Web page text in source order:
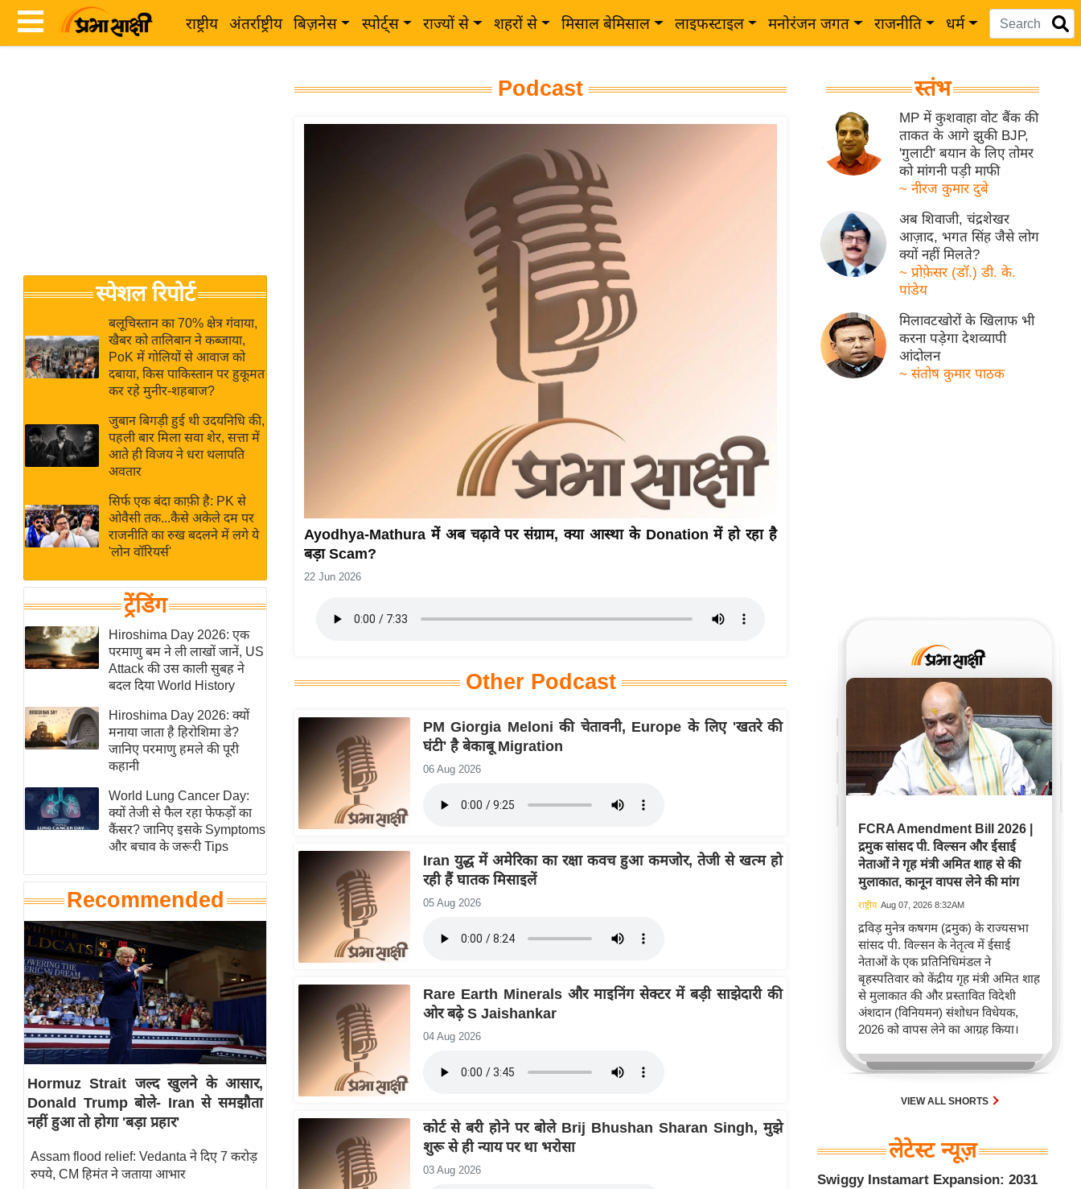
राष्ट्रीय अंतर्राष्ट्रीय बिज़नेस स्पोर्ट्स राज्यों से शहरों से मिसाल बेमिसाल लाइफस्टाइल मनोरंजन जगत राजनीति धर्म
Breaking
News in
Hindi
Hindi
Videos
जगत
राय
बजट
IPL
2026
ई-पेपर
मिसाल बेमिसाल
शख्सियत
यंग इंडिया
साहित्य जगत
ऑटो वर्ल्ड
न्यूज ब्रीफ
मनोरंजन जगत
बॉलीवुड
हॉलीवुड
फिल्म समीक्षा
News
लाइफस्टाइल
टेक्नॉलॉजी
ब्यूटी/फैशन
घरेलू नुस्खे
पर्यटन स्थल
फिटनेस मंत्रा
रिलेशनशिप
राजनीति
विश्लेषण
समसामयिक
मातृभूमि
स्तंभ
एम.
आर.
आई.
स्पेशल रिपोर्ट
बलूचिस्तान का 70% क्षेत्र गंवाया,
खैबर को तालिबान ने कब्जाया,
PoK में गोलियों से आवाज को
दबाया, किस पाकिस्तान पर हुकूमत
कर रहे मुनीर-शहबाज?
जुबान बिगड़ी हुई थी उदयनिधि की,
पहली बार मिला सवा शेर, सत्ता में
आते ही विजय ने धरा थलापति
अवतार
सिर्फ एक बंदा काफ़ी है: PK से
ओवैसी तक...कैसे अकेले दम पर
राजनीति का रुख बदलने में लगे ये
'लोन वॉरियर्स'
ट्रेंडिंग
Hiroshima Day 2026: एक
परमाणु बम ने ली लाखों जानें, US
Attack की उस काली सुबह ने
बदल दिया World History
Hiroshima Day 2026: क्यों
मनाया जाता है हिरोशिमा डे?
जानिए परमाणु हमले की पूरी
कहानी
World Lung Cancer Day:
क्यों तेजी से फैल रहा फेफड़ों का
कैंसर? जानिए इसके Symptoms
और बचाव के जरूरी Tips
Recommended
Hormuz Strait जल्द खुलने के आसार,
Donald Trump बोले- Iran से समझौता
नहीं हुआ तो होगा 'बड़ा प्रहार'
Assam flood relief: Vedanta ने दिए 7 करोड़
रुपये, CM हिमंत ने जताया आभार
Podcast
Ayodhya-Mathura में अब चढ़ावे पर संग्राम, क्या आस्था के Donation में हो रहा है
बड़ा Scam?
22 Jun 2026
Other Podcast
PM Giorgia Meloni की चेतावनी, Europe के लिए 'खतरे की
घंटी' है बेकाबू Migration
06 Aug 2026
Iran युद्ध में अमेरिका का रक्षा कवच हुआ कमजोर, तेजी से खत्म हो
रही हैं घातक मिसाइलें
05 Aug 2026
Rare Earth Minerals और माइनिंग सेक्टर में बड़ी साझेदारी की
ओर बढ़े S Jaishankar
04 Aug 2026
कोर्ट से बरी होने पर बोले Brij Bhushan Sharan Singh, मुझे
शुरू से ही न्याय पर था भरोसा
03 Aug 2026
स्तंभ
MP में कुशवाहा वोट बैंक की
ताकत के आगे झुकी BJP,
'गुलाटी' बयान के लिए तोमर
को मांगनी पड़ी माफी
~ नीरज कुमार दुबे
अब शिवाजी, चंद्रशेखर
आज़ाद, भगत सिंह जैसे लोग
क्यों नहीं मिलते?
~ प्रोफ़ेसर (डॉ.) डी. के.
पांडेय
मिलावटखोरों के खिलाफ भी
करना पड़ेगा देशव्यापी
आंदोलन
~ संतोष कुमार पाठक
FCRA Amendment Bill 2026 |
द्रमुक सांसद पी. विल्सन और ईसाई
नेताओं ने गृह मंत्री अमित शाह से की
मुलाकात, कानून वापस लेने की मांग
राष्ट्रीय Aug 07, 2026 8:32AM
द्रविड़ मुनेत्र कषगम (द्रमुक) के राज्यसभा
सांसद पी. विल्सन के नेतृत्व में ईसाई
नेताओं के एक प्रतिनिधिमंडल ने
बृहस्पतिवार को केंद्रीय गृह मंत्री अमित शाह
से मुलाकात की और प्रस्तावित विदेशी
अंशदान (विनियमन) संशोधन विधेयक,
2026 को वापस लेने का आग्रह किया।
VIEW ALL SHORTS
लेटेस्ट न्यूज़
Swiggy Instamart Expansion: 2031